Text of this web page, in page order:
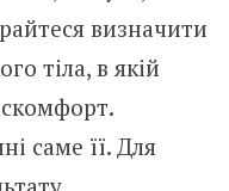
визначити
тіла, в якій
саме її. Для